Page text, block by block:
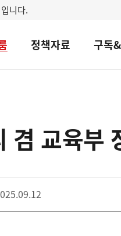
니다.
정책자료 구독
겸 교육부